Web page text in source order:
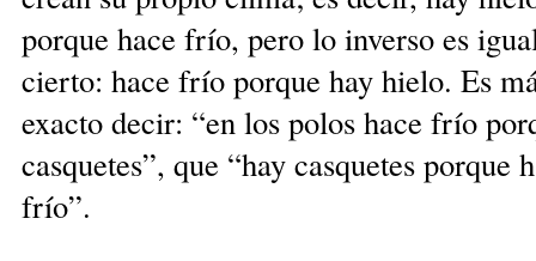
porque hace frío, pero lo inverso es
cier­to: hace frío porque hay hie­lo. Es
exacto decir: “en los polos hace frío
casquetes”, que “hay casque­tes porque
frío”.